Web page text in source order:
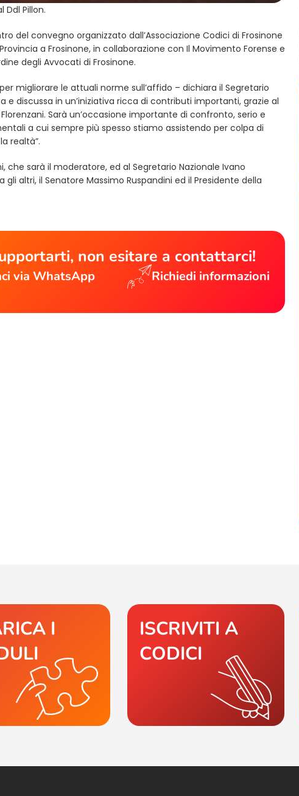
Pillon.
del convegno organizzato dall’Associazione Codici di Frosinone
a Frosinone, in collaborazione con Il Movimento Forense e
degli Avvocati di Frosinone.
migliorare le attuali norme sull’affido – dichiara il Segretario
e discussa in un’iniziativa ricca di contributi importanti, grazie al
Sarà un’occasione importante di confronto, serio e
a cui sempre più spesso stiamo assistendo per colpa di
realtà”.
che sarà il moderatore, ed al Segretario Nazionale Ivano
altri, il Senatore Massimo Ruspandini ed il Presidente della
non esitare a contattarci!
via WhatsApp Richiedi informazioni
I
ISCRIVITI A
CODICI